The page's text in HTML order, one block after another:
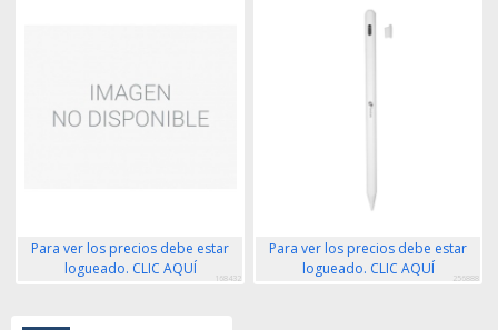
Para ver los precios debe estar
logueado. CLIC AQUÍ
168432
Para ver los precios debe estar
logueado. CLIC AQUÍ
256888